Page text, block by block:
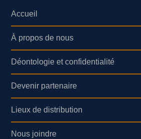
Accueil
À propos de nous
Déontologie et confidentialité
Devenir partenaire
Lieux de distribution
Nous joindre